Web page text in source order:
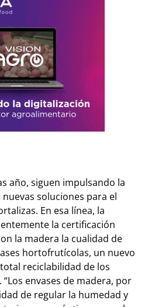
año, siguen impulsando la
soluciones para el
En esa línea, la
la certificación
la madera la cualidad de
hortofrutícolas, un nuevo
reciclabilidad de los
envases de madera, por
de regular la humedad y